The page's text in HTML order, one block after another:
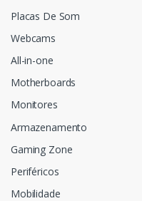
Placas De Som
Webcams
All-in-one
Motherboards
Monitores
Armazenamento
Gaming Zone
Periféricos
Mobilidade